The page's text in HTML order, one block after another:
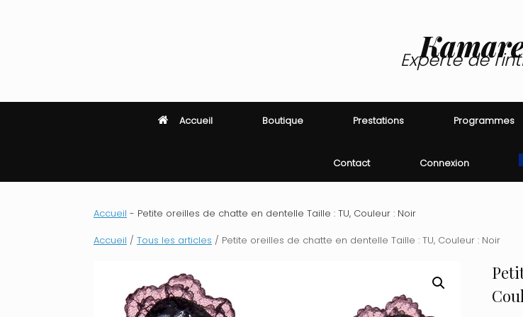
Experte de
Accueil Boutique Prestations Programmes
Contact Connexion
Accueil - Petite oreilles de chatte en dentelle Taille : TU, Couleur : Noir
Accueil / Tous les articles / Petite oreilles de chatte en dentelle Taille : TU, Couleur : Noir